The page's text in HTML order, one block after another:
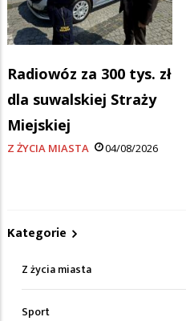
Radiowóz za 300 tys. zł
dla suwalskiej Straży
Miejskiej
Z ŻYCIA MIASTA 04/08/2026
Kategorie
Z życia miasta
Sport